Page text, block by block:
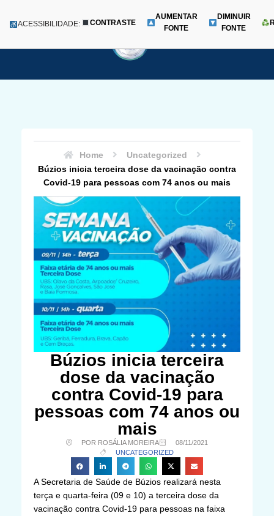
para
Menu
ACESSIBILIDADE: CONTRASTE
AUMENTAR
FONTE
DIMINUIR
FONTE
Home
Uncategorized
Búzios inicia terceira dose da vacinação contra
Covid-19 para pessoas com 74 anos ou mais
Búzios inicia terceira
dose da vacinação
contra Covid-19 para
pessoas com 74 anos ou
mais
POR ROSÁLIA MOREIRA
08/11/2021
UNCATEGORIZED
A Secretaria de Saúde de Búzios realizará nesta
terça e quarta-feira (09 e 10) a terceira dose da
vacinação contra Covid-19 para pessoas na faixa